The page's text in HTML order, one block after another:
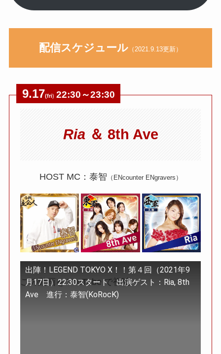
配信スケジュール （2021.9.13更新）
9.17(fri) 22:30～23:30
Ria＆ 8th Ave
HOST MC：泰智 （ENcounter ENgravers）
出陣！LEGEND TOKYO X！！第４回（2021年9
月17日）22:30スタート 出演ゲスト：Ria, 8th
Ave 進行：泰智(KoRocK)
この動画を YouTube で視聴